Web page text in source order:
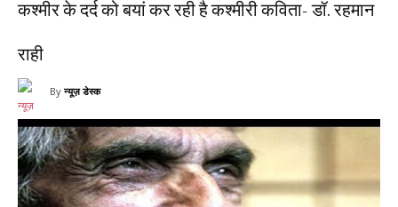
कश्मीर के दर्द को बयां कर रही है कश्मीरी कविता- डॉ. रहमान
राही
By न्यूज़ डेस्क